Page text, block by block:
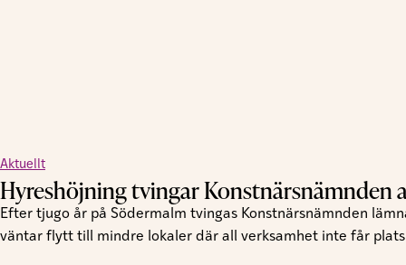
Aktuellt
Hyreshöjning tvingar Konstnärsnämnden
Efter tjugo år på Södermalm tvingas Konstnärsnämnden
väntar flytt till mindre lokaler där all verksamhet inte får